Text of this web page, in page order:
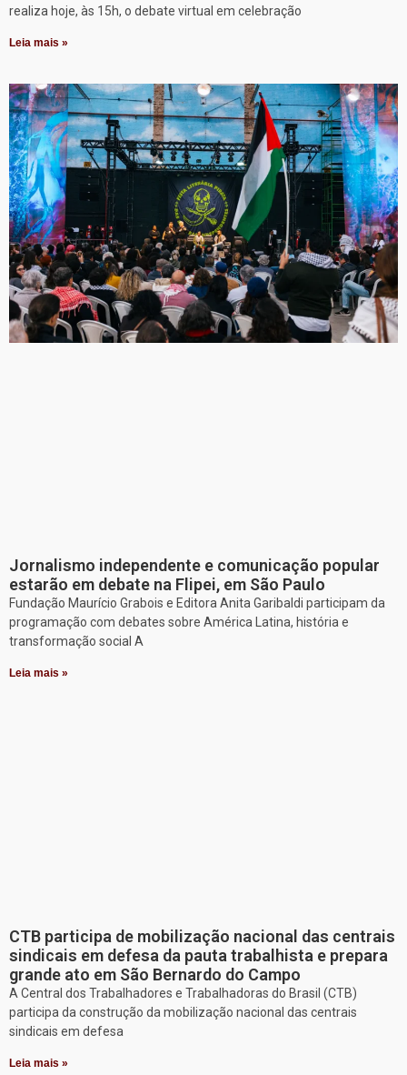
realiza hoje, às 15h, o debate virtual em celebração
Leia mais »
Jornalismo independente e comunicação popular
estarão em debate na Flipei, em São Paulo
Fundação Maurício Grabois e Editora Anita Garibaldi participam da
programação com debates sobre América Latina, história e
transformação social A
Leia mais »
CTB participa de mobilização nacional das centrais
sindicais em defesa da pauta trabalhista e prepara
grande ato em São Bernardo do Campo
A Central dos Trabalhadores e Trabalhadoras do Brasil (CTB)
participa da construção da mobilização nacional das centrais
sindicais em defesa
Leia mais »